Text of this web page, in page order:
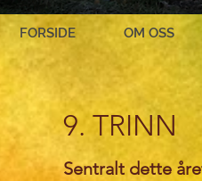
FORSIDE OM OSS
9. TRINN
Sentralt dette